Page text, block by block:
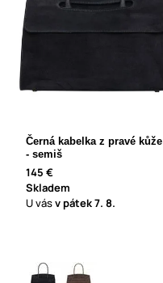
Černá kabelka z pravé kůže
- semiš
145 €
Skladem
U vásv pátek7. 8.